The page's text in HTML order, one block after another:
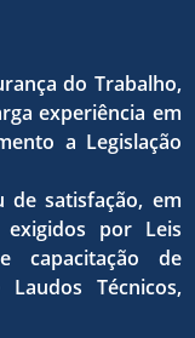
do Trabalho,
experiência em
a Legislação
de satisfação, em
exigidos por Leis
capacitação de
Técnicos,